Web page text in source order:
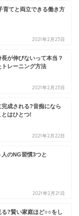
育てと両立できる働き方
2021年2月23日
が伸びないって本当？
レーニング方法
2021年2月23日
成される?音痴になら
とはひとつ!
2021年2月22日
のNG習慣3つと
2021年2月21日
?賢い家庭ほど○○をし